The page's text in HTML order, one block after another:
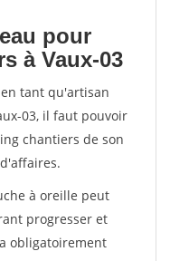
pour
à Vaux-03
tant qu'artisan
03, il faut pouvoir
chantiers de son
à oreille peut
progresser et
obligatoirement